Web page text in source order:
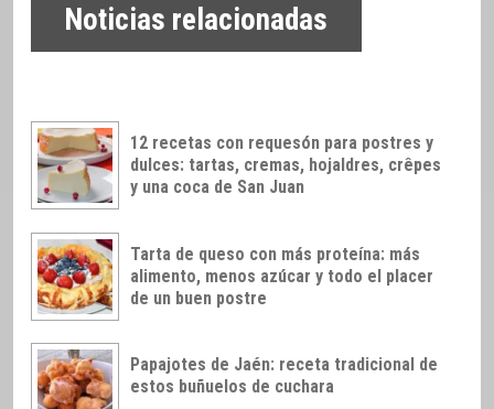
Noticias relacionadas
12 recetas con requesón para postres y
dulces: tartas, cremas, hojaldres, crêpes
y una coca de San Juan
Tarta de queso con más proteína: más
alimento, menos azúcar y todo el placer
de un buen postre
Papajotes de Jaén: receta tradicional de
estos buñuelos de cuchara